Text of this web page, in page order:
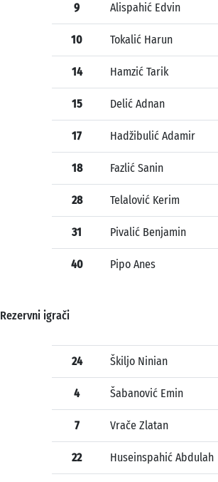
9 Alispahić Edvin
10 Tokalić Harun
14 Hamzić Tarik
15 Delić Adnan
17 Hadžibulić Adamir
18 Fazlić Sanin
28 Telalović Kerim
31 Pivalić Benjamin
40 Pipo Anes
Rezervni igrači
24 Škiljo Ninian
4 Šabanović Emin
7 Vrače Zlatan
22 Huseinspahić Abdulah